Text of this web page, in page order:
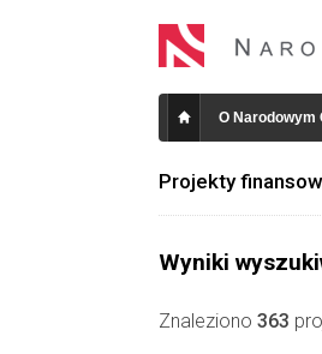
O Narodowym
Projekty
Wyniki
Znaleziono 363